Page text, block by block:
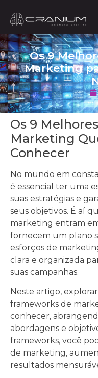
Os 9
Marketing
Os 9
Marketing
Conhecer
No mundo em
é essencial ter uma
suas estratégias e
seus objetivos. É aí
marketing entram
fornecem um plano
esforços de
clara e organizada
suas campanhas.
Neste artigo,
frameworks de
conhecer,
abordagens e
frameworks, você
de marketing,
resultados